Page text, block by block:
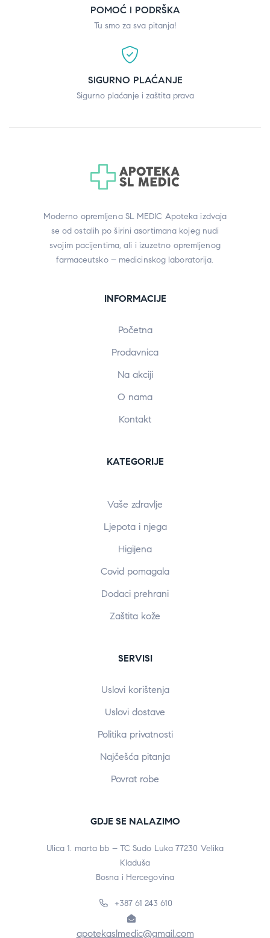
POMOĆ I PODRŠKA
Tu smo za sva pitanja!
SIGURNO PLAĆANJE
Sigurno plaćanje i zaštita prava
Moderno opremljena SL MEDIC Apoteka izdvaja
se od ostalih po širini asortimana kojeg nudi
svojim pacijentima, ali i izuzetno opremljenog
farmaceutsko – medicinskog laboratorija.
INFORMACIJE
Početna
Prodavnica
Na akciji
O nama
Kontakt
KATEGORIJE
Vaše zdravlje
Ljepota i njega
Higijena
Covid pomagala
Dodaci prehrani
Zaštita kože
SERVISI
Uslovi korištenja
Uslovi dostave
Politika privatnosti
Najčešća pitanja
Povrat robe
GDJE SE NALAZIMO
Ulica 1. marta bb – TC Sudo Luka 77230 Velika
Kladuša
Bosna i Hercegovina
+387 61 243 610
apotekaslmedic@gmail.com